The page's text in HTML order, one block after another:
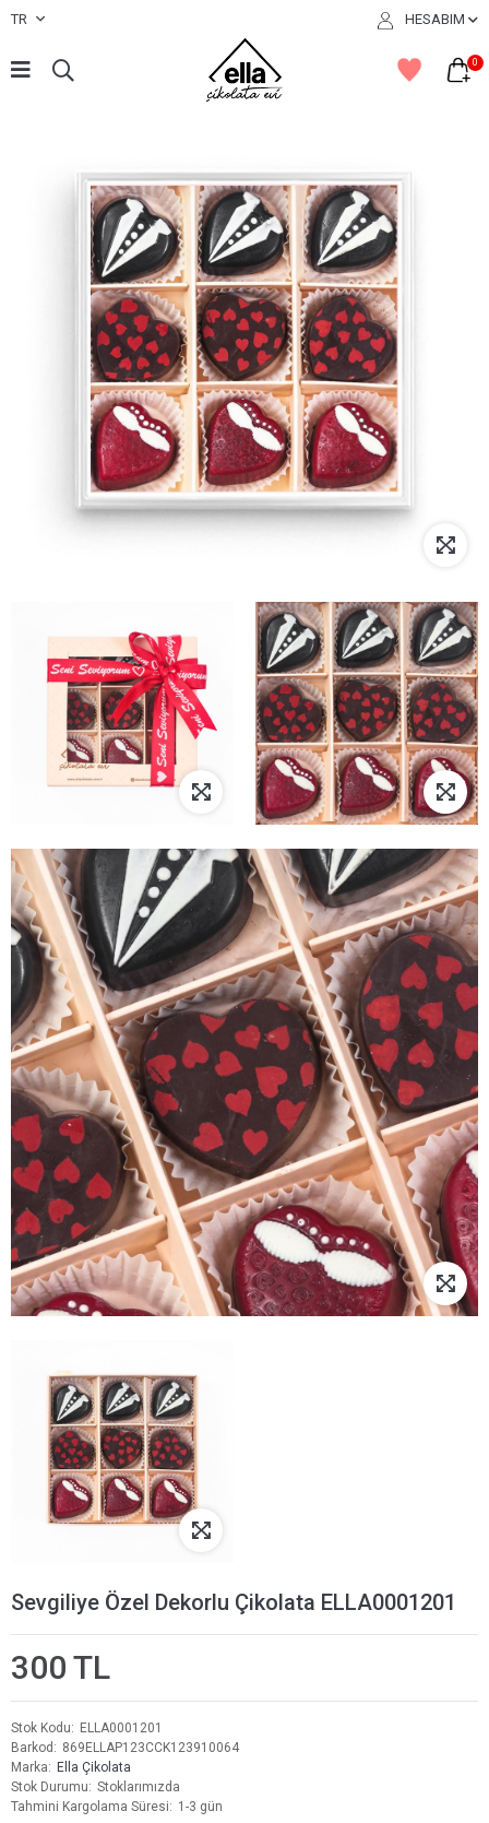
TR HESABIM
0
Sevgiliye Özel Dekorlu Çikolata ELLA0001201
300 TL
Stok Kodu
ELLA0001201
Barkod
869ELLAP123CCK123910064
Marka
Ella Çikolata
Stok Durumu
Stoklarımızda
Tahmini Kargolama Süresi
1-3 gün